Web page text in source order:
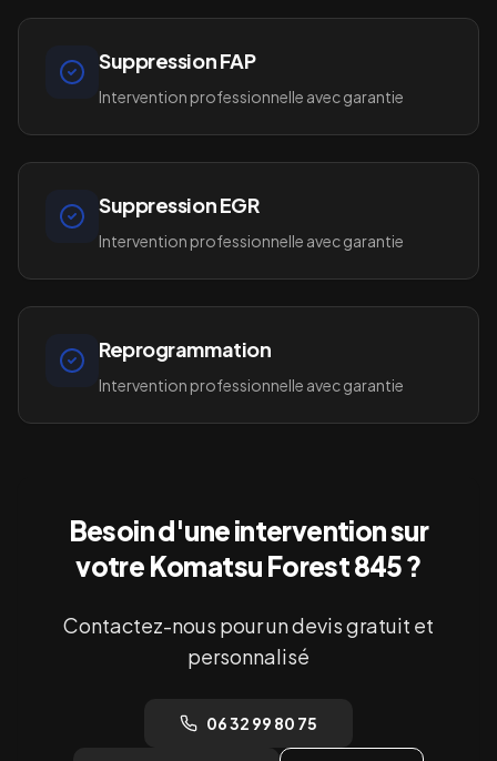
Suppression FAP
Intervention professionnelle avec garantie
Suppression EGR
Intervention professionnelle avec garantie
Reprogrammation
Intervention professionnelle avec garantie
Besoin d'une intervention sur
votre Komatsu Forest 845?
Contactez-nous pour un devis gratuit et
personnalisé
06 32 99 80 75